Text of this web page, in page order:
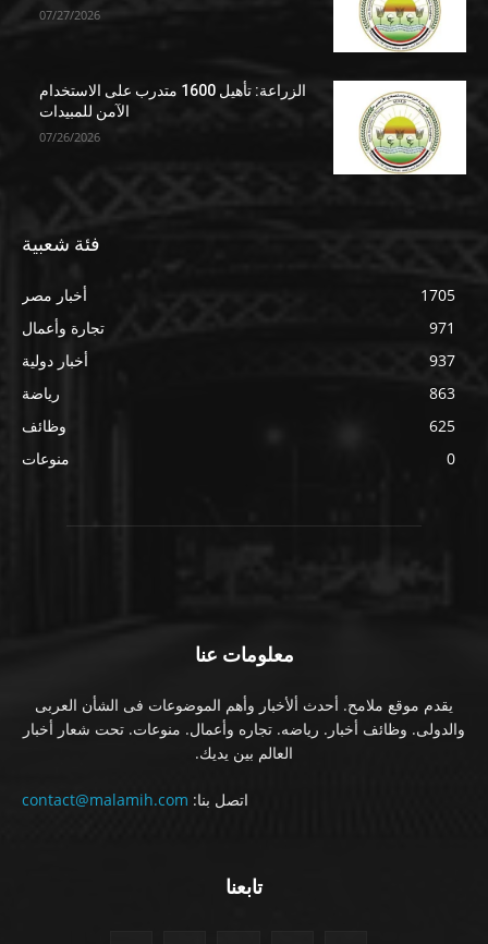
07/27/2026
الزراعة: تأهيل 1600 متدرب على الاستخدام
الآمن للمبيدات
07/26/2026
فئة شعبية
أخبار مصر
1705
تجارة وأعمال
971
أخبار دولية
937
رياضة
863
وظائف
625
منوعات
0
معلومات عنا
يقدم موقع ملامح. أحدث ألأخبار وأهم الموضوعات فى الشأن العربى
والدولى. وظائف أخبار. رياضه. تجاره وأعمال. منوعات. تحت شعار أخبار
العالم بين يديك.
اتصل بنا: contact@malamih.com
تابعنا